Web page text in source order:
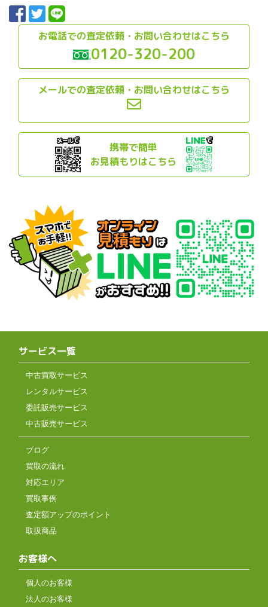
お電話での査定依頼・お問い合わせはこちら
0120-320-200
メールでの査定依頼・お問い合わせはこちら
携帯で簡単
お見積もりはこちら
サービス一覧
中古買取サービス
レンタルサービス
委託販売サービス
中古販売サービス
ブログ
買取の流れ
対応エリア
買取事例
査定額アップのポイント
取扱商品
お客様へ
個人のお客様
法人のお客様